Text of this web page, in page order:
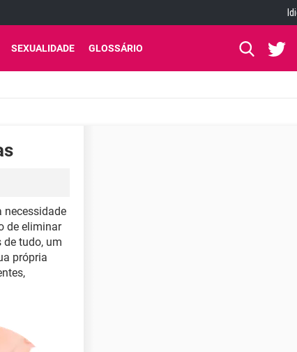
SEXUALIDADE GLOSSÁRIO
necessidade
de eliminar
tudo, um
própria